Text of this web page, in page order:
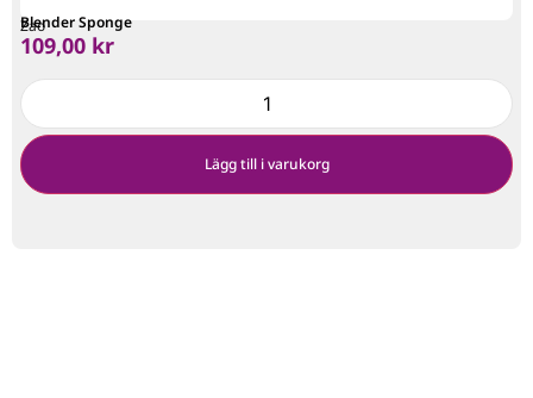
Zao
Blender Sponge
109,00 kr
Lägg till i varukorg